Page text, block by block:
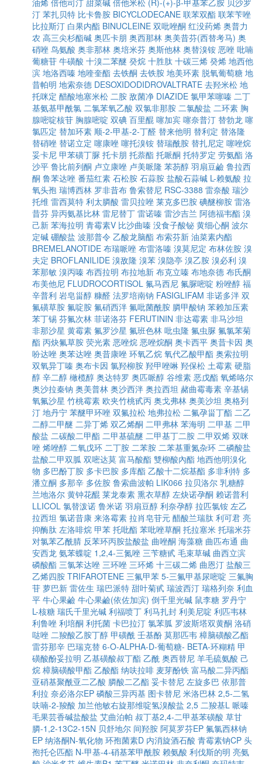
油烯 倍他司汀 甜菜碱 倍他米松 (R)-(+)-β-甲基苯乙胺 贝沙罗
汀 苯扎贝特 比卡鲁胺 BICYCLODECANE 联苯双酯 联苯苄唑
比拉斯汀 白果内酯 BINUCLEINE 双吡唑酮 红没药烯 奥普力
农 高三尖杉酯碱 奥匹卡朋 奥西那林 奥美昔芬(西替考马) 奥
硝唑 鸟氨酸 奥非那林 奥培米芬 奥斯他林 奥替溴铵 恶唑 吡喃
葡糖苷 牛磺酸 十溴二苯醚 癸烷 十胜肽 十碳三烯 癸烯 地西他
滨 地洛西嗪 地喹奎酯 去铁酮 去铁胺 地美环素 脱氧葡萄糖 地
昔帕明 地索奈德 DESOXIDODIDROVALTRATE 去羟米松 地
托咪定 醋酸地塞米松 二胺 敌菌净 DIAZIDE 氯甲苯噻嗪 二丁
基氨基甲酰氯 二氯苯氧乙酸 双氯非那胺 二氯酸盐 二环素 胸
腺嘧啶核苷 胸腺嘧啶 双碘 百里醌 噻加宾 噻奈普汀 替勃龙 噻
氯匹定 替加环素 顺-2-甲基-2-丁醛 替来他明 替利定 替洛隆
替硝唑 替诺立定 噻康唑 噻托溴铵 替瑞酰胺 替扎尼定 噻唑烷
妥卡尼 甲苯磺丁脲 托卡朋 托萘酯 托哌酮 托特罗定 劳氨酯 洛
沙平 鲁比前列酮 卢立康唑 卢美哌隆 苯芴醇 羽扇豆鹼 鲁拉西
酮 鲁苯达唑 番茄红素 石松胺 石蒜胺 盐酸石蒜碱 L-赖氨酸 拉
氧头孢 瑞博西林 罗非昔布 鲁索替尼 RSC-3388 雷奈酸 瑞沙
托维 雷西莫特 利太膦酸 雷贝拉唑 莱克多巴胺 碘醚柳胺 雷洛
昔芬 异丙氨基比林 雷尼替丁 雷诺嗪 雷沙吉兰 阿德福韦酯 溴
己新 苯海拉明 青霉素V 比沙曲嗪 没食子酸铋 黄细心酮 波尔
定碱 硼酸盐 波那普令 乙酸龙脑酯 布索芬新 油菜素内酯
BREMELANOTIDE 布瑞哌唑 布雷洛嗪 溴莫尼定 布林佐胺 溴
夫定 BROFLANILIDE 溴敌隆 溴苯 溴隐亭 溴乙胺 溴必利 溴
苯那敏 溴丙嗪 布西拉明 布拉地新 布克立嗪 布地奈德 布氏酮
布美他尼 FLUDROCORTISOL 氟马西尼 氟脲嘧啶 粉唑醇 福
辛普利 岩皂甾醇 糠醛 法罗培南钠 FASIGLIFAM 非诺多泮 双
氟磺草胺 氟啶胺 氟硝西泮 氟吡菌酰胺 膦甲酸钠 苯赖加压素
苯丁锡 芬氟次林 菲诺洛芬 FERUTININ 非达霉素 非马沙坦
非那沙星 黄霉素 氟罗沙星 氟班色林 吡虫隆 氟虫脲 氟氯苯菊
酯 丙炔氟草胺 荧光素 恶唑烷 恶唑烷酮 奥卡西平 奥昔卡因 奥
吩达唑 奥苯达唑 奥昔康唑 环氧乙烷 氧代乙酸甲酯 奥索拉明
双氧异丁嗪 奥布卡因 氯羟柳胺 羟甲唑啉 羟保松 土霉素 硬脂
醇 辛二醇 橄榄醇 奥达特罗 奥匹哌醇 谷维素 恶戊酯 氧烯咯尔
奥沙拉秦钠 奥美普林 奥沙西泮 奥拉西坦 赭曲霉毒素 辛基锡
氧氟沙星 竹桃霉素 欧夹竹桃甙丙 奥戈弗林 奥美沙坦 奥格列
汀 地丹宁 苯醚甲环唑 双氟拉松 地弗拉松 二氟孕甾丁酯 二乙
二醇二甲醚 二异丁烯 双乙烯酮 二甲弗林 苯海明 二甲基 二甲
酸盐 二碳酸二甲酯 二甲基硫醚 二甲基丁二胺 二甲双烯 双咪
唑 烯唑醇 二氧戊环 二丁胺 二苯胺 二苯基重氮杂环 二磷酸盐
盐酸二甲双胍 双嘧达莫 富马酸酯 雙柳酸內酯 地西他明溴化
物 多巴酚丁胺 多卡巴胺 多库酯 乙酸十二烷基酯 多非利特 多
潘立酮 多那辛 多佐胺 鲁索曲波帕 LIK066 拉贝洛尔 乳糖醇
兰地洛尔 黄钟花醌 莱龙泰素 熏衣草醇 左炔诺孕酮 赖诺普利
LLICOL 氯替泼诺 鲁米诺 羽扇豆醇 利奈孕醇 拉匹氯铵 左乙
拉西坦 氯诺昔康 来洛霉素 拉肖皂苷元 醋酸兰瑞肽 利可君 亮
抑酶肽 左洛啡烷 甲苯 托吡酯 苯吡唑草酮 托拉塞米 托瑞米芬
对氯苯乙酰腈 反苯环丙胺盐酸盐 曲唑酮 海藻糖 曲匹布通 曲
安西龙 氨苯蝶啶 1,2,4-三氮唑 三苄糖甙 毛束草碱 曲西立滨
磷酸酯 三氯苯达唑 三环唑 三环烯 十三碳二烯 曲恩汀 盐酸三
乙烯四胺 TRIFAROTENE 三氟甲苯 5-三氟甲基尿嘧啶 三氟胸
苷 萝巴新 雷佐生 瑞巴派特 甜叶菊甙 瑞波西汀 瑞格列奈 利血
平 牛心果鹼 牛心果鹼(依佐加滨) 倒千里光碱 鼠李糖 罗丹宁
L-核糖 瑞氏千里光碱 利福喷丁 利马扎封 利美尼啶 利匹韦林
利鲁唑 利培酮 利托菌 卡巴拉汀 氯苯胍 罗波斯塔双黄酮 洛硝
哒唑 二羧酸乙胺丁醇 甲磺酰 壬基酚 莫那匹韦 樟脑磺酸乙酯
雷芬那辛 巴瑞克替 6-O-ALPHA-D-葡萄糖- BETA-环糊精 甲
磺酸酚妥拉明 乙基磺酸叔丁酯 乙酰 奥西替尼 羊毛硫氨酸 己
烷 樟脑磺酸甲酯 乙酸酯 纳呋拉啡 麦芽酚铁 富马酸二异丙酯
亚硝基聚酰亚二乙酸 膦酸二乙酯 妥卡替尼 左旋多巴 依那普
利拉 奈必洛尔EP 磷酸三异丙基 图卡替尼 米洛巴林 2,5-二氢
呋喃-2-羧酸 加兰他敏右旋那维啶氢溴酸盐 2,5 二羧基L 哌嗪
毛果芸香碱盐酸盐 艾曲泊帕 叔丁基2,4-二甲基苯磺酸 草甘
膦-1,2-13C2-15N 贝舒地尔 间羟胺 阿莫罗芬EP 氟氯西林钠
EP 纳洛酮N-氧化物 环孢菌素D 内消旋酒石酸 青霉素钠CP 头
孢托仑匹酯 N-甲基-4-硝基苯甲酰胺 赖氨酸 利伐斯的明 亮氨